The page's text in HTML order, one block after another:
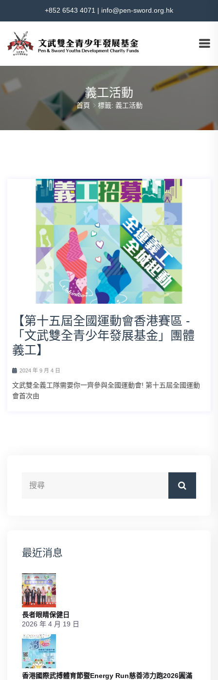
+852 6543 4071 | info@pen-sword.org.hk
義工活動
首頁 標籤: 義工活動
【第十五屆全國運動會香港賽區 -
「文武雙全青少年發展基金」團體
義工】
2024 年 9 月 4 日
文武雙全義工隊需要你一齊參與全國運動會! 第十五屆全國運動
會首次由
最近消息
長者眼睛保健日
2026 年 4 月 19 日
香港國際武搏體育節暨Energy Run慈善沛力跑2026圓滿